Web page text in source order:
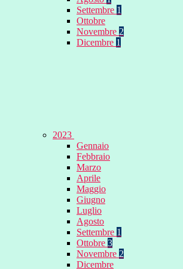
Settembre 1
Ottobre
Novembre 2
Dicembre 1
2023
Gennaio
Febbraio
Marzo
Aprile
Maggio
Giugno
Luglio
Agosto
Settembre 1
Ottobre 3
Novembre 2
Dicembre